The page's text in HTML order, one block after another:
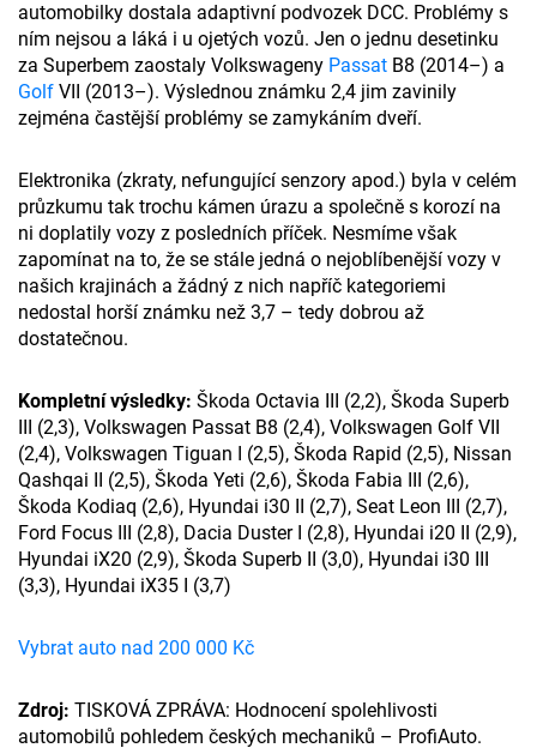
automobilky dostala adaptivní podvozek DCC. Problémy s
ním nejsou a láká i u ojetých vozů. Jen o jednu desetinku
za Superbem zaostaly Volkswageny Passat B8 (2014–) a
Golf VII (2013–). Výslednou známku 2,4 jim zavinily
zejména častější problémy se zamykáním dveří.
Elektronika (zkraty, nefungující senzory apod.) byla v celém
průzkumu tak trochu kámen úrazu a společně s korozí na
ni doplatily vozy z posledních příček. Nesmíme však
zapomínat na to, že se stále jedná o nejoblíbenější vozy v
našich krajinách a žádný z nich napříč kategoriemi
nedostal horší známku než 3,7 – tedy dobrou až
dostatečnou.
Kompletní výsledky: Škoda Octavia III (2,2), Škoda Superb
III (2,3), Volkswagen Passat B8 (2,4), Volkswagen Golf VII
(2,4), Volkswagen Tiguan I (2,5), Škoda Rapid (2,5), Nissan
Qashqai II (2,5), Škoda Yeti (2,6), Škoda Fabia III (2,6),
Škoda Kodiaq (2,6), Hyundai i30 II (2,7), Seat Leon III (2,7),
Ford Focus III (2,8), Dacia Duster I (2,8), Hyundai i20 II (2,9),
Hyundai iX20 (2,9), Škoda Superb II (3,0), Hyundai i30 III
(3,3), Hyundai iX35 I (3,7)
Vybrat auto nad 200 000 Kč
Zdroj: TISKOVÁ ZPRÁVA: Hodnocení spolehlivosti
automobilů pohledem českých mechaniků – ProfiAuto.